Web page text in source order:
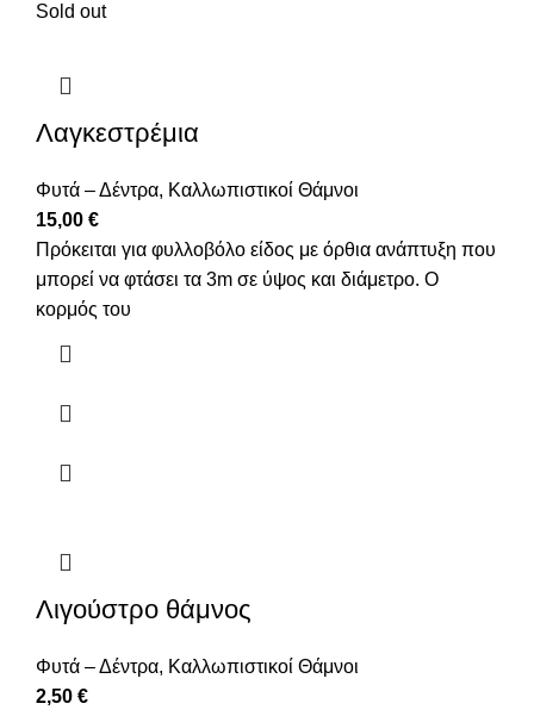
Sold out
Λαγκεστρέμια
Φυτά – Δέντρα, Καλλωπιστικοί Θάμνοι
15,00 €
Πρόκειται για φυλλοβόλο είδος με όρθια ανάπτυξη που
μπορεί να φτάσει τα 3m σε ύψος και διάμετρο. Ο
κορμός του
Λιγούστρο θάμνος
Φυτά – Δέντρα, Καλλωπιστικοί Θάμνοι
2,50 €